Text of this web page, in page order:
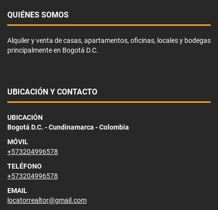
QUIÉNES SOMOS
Alquiler y venta de casas, apartamentos, oficinas, locales y bodegas
principalmente en Bogotá D.C.
UBICACIÓN Y CONTACTO
UBICACIÓN
Bogotá D.C. - Cundinamarca - Colombia
MÓVIL
+573204996578
TELÉFONO
+573204996578
EMAIL
locatorrealtor@gmail.com